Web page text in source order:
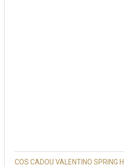
COS CADOU VALENTINO SPRING